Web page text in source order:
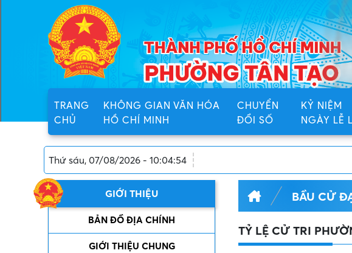
TRANG
CHỦ
KHÔNG GIAN VĂN HÓA
HỒ CHÍ MINH
CHUYỂN
ĐỔI SỐ
KỶ NIỆM
NGÀY LỄ
Thứ sáu, 07/08/2026 - 10:04:54
GIỚI THIỆU
BẢN ĐỒ ĐỊA CHÍNH
GIỚI THIỆU CHUNG
BẦU CỬ
TỶ LỆ CỬ TRI